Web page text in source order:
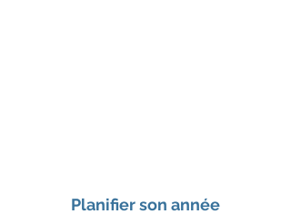
Planifier son année